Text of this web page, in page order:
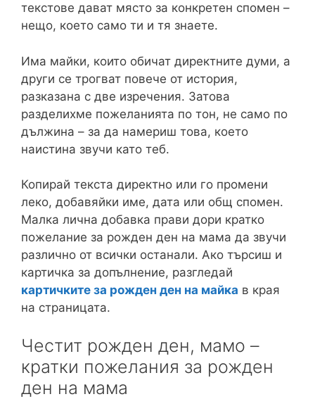
текстове дават място за конкретен спомен –
нещо, което само ти и тя знаете.
Има майки, които обичат директните думи, а
други се трогват повече от история,
разказана с две изречения. Затова
разделихме пожеланията по тон, не само по
дължина – за да намериш това, което
наистина звучи като теб.
Копирай текста директно или го промени
леко, добавяйки име, дата или общ спомен.
Малка лична добавка прави дори кратко
пожелание за рожден ден на мама да звучи
различно от всички останали. Ако търсиш и
картичка за допълнение, разгледай
картичките за рожден ден на майка в края
на страницата.
Честит рожден ден, мамо –
кратки пожелания за рожден
ден на мама